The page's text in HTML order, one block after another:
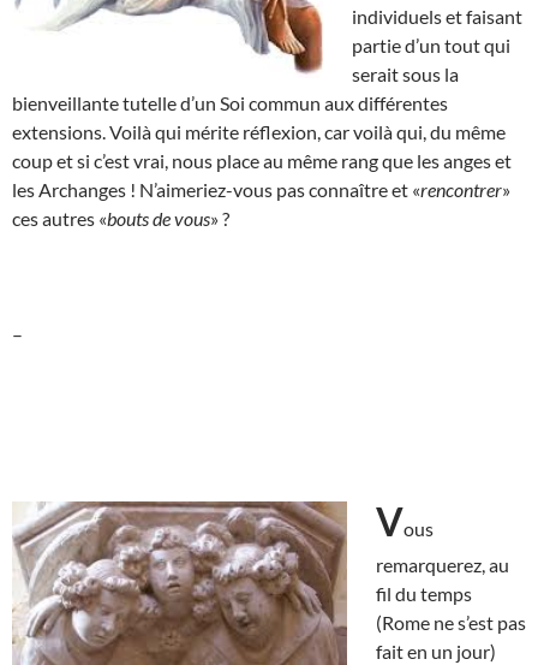
individuels et faisant
partie d’un tout qui
serait sous la
bienveillante tutelle d’un Soi commun aux différentes
extensions. Voilà qui mérite réflexion, car voilà qui, du même
coup et si c’est vrai, nous place au même rang que les anges et
les Archanges ! N’aimeriez-vous pas connaître et «rencontrer»
ces autres «bouts de vous» ?
–
Vous
remarquerez, au
fil du temps
(Rome ne s’est pas
fait en un jour)